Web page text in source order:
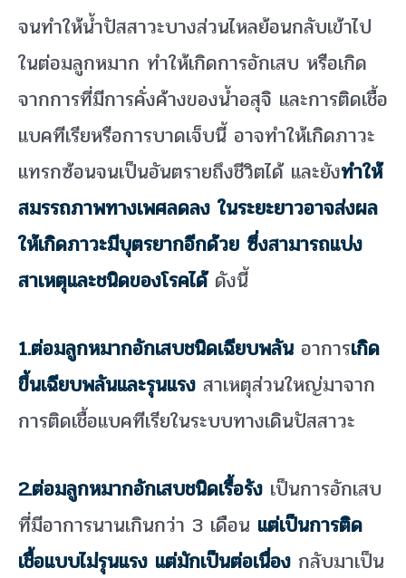
จนทำให้น้ำปัสสาวะบางส่วนไหลย้อนกลับเข้าไป
ในต่อมลูกหมาก ทำให้เกิดการอักเสบ หรือเกิด
จากการที่มีการคั่งค้างของน้ำอสุจิ และการติดเชื้อ
แบคทีเรียหรือการบาดเจ็บนี้ อาจทำให้เกิดภาวะ
แทรกซ้อนจนเป็นอันตรายถึงชีวิตได้ และยังทำให้
สมรรถภาพทางเพศลดลง ในระยะยาวอาจส่งผล
ให้เกิดภาวะมีบุตรยากอีกด้วย ซึ่งสามารถแบ่ง
สาเหตุและชนิดของโรคได้ดังนี้
1.ต่อมลูกหมากอักเสบชนิดเฉียบพลัน อาการเกิด
ขึ้นเฉียบพลันและรุนแรง สาเหตุส่วนใหญ่มาจาก
การติดเชื้อแบคทีเรียในระบบทางเดินปัสสาวะ
2.ต่อมลูกหมากอักเสบชนิดเรื้อรัง เป็นการอักเสบ
ที่มีอาการนานเกินกว่า 3 เดือน แต่เป็นการติด
เชื้อแบบไม่รุนแรง แต่มักเป็นต่อเนื่อง กลับมาเป็น